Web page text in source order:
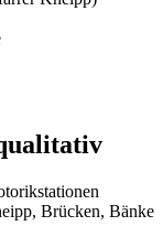
Brücken, Bänke